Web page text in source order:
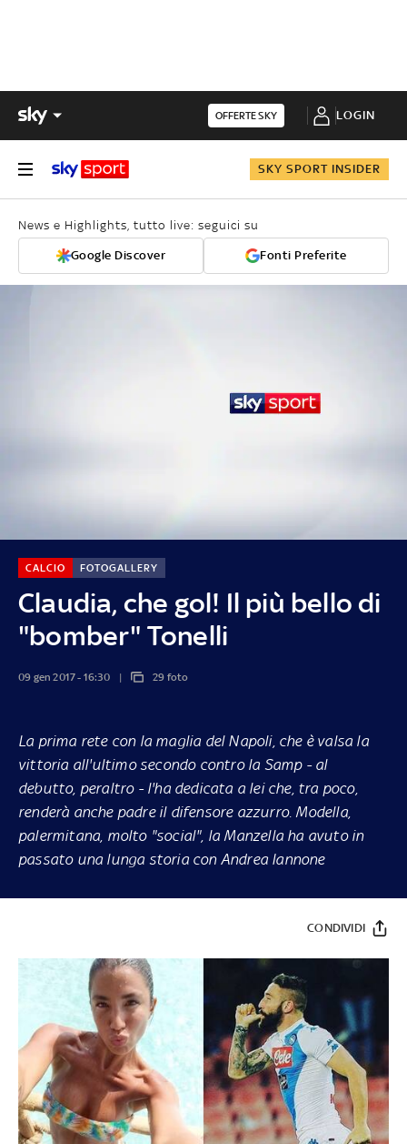
OFFERTE SKY LOGIN
SKY SPORT INSIDER
News e Highlights, tutto live: seguici su
Google Discover Fonti Preferite
Claudia, che gol! Il più bello di
"bomber" Tonelli
CALCIO FOTOGALLERY
09 gen 2017 - 16:30 29 foto
La prima rete con la maglia del Napoli, che è valsa la
vittoria all'ultimo secondo contro la Samp - al
debutto, peraltro - l'ha dedicata a lei che, tra poco,
renderà anche padre il difensore azzurro. Modella,
palermitana, molto "social", la Manzella ha avuto in
passato una lunga storia con Andrea Iannone
CONDIVIDI